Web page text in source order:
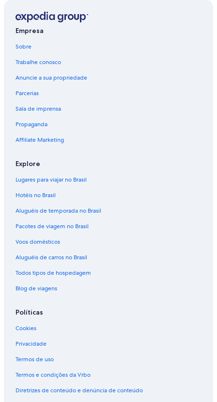
Empresa
Sobre
Trabalhe conosco
Anuncie a sua propriedade
Parcerias
Sala de imprensa
Propaganda
Affiliate Marketing
Explore
Lugares para viajar no Brasil
Hotéis no Brasil
Aluguéis de temporada no Brasil
Pacotes de viagem no Brasil
Voos domésticos
Aluguéis de carros no Brasil
Todos tipos de hospedagem
Blog de viagens
Políticas
Cookies
Privacidade
Termos de uso
Termos e condições da Vrbo
Diretrizes de conteúdo e denúncia de conteúdo